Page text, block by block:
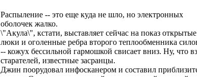
Распыление -- это еще куда не шло, но электронных
оболочек жалко.
\"Акула\", кстати, выставляет сейчас на показ
люки и оголенные ребра второго теплообменника
-- кожух бессильной гармошкой свисает вниз. Ну, что
старателей, известные засранцы.
Джин поорудовал инфосканером и составил